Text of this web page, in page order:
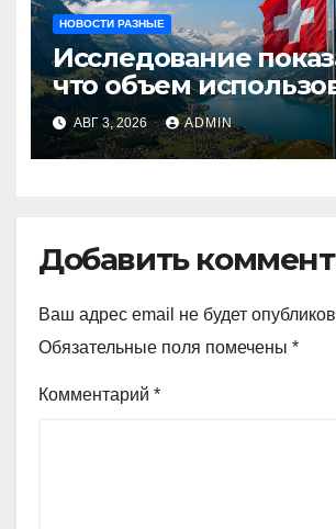
НОВОСТИ РАЗНЫЕ
Исследование
что объем
криптовалют в
в два раза
аналогичный
АВГ 3, 2026 ADMIN
Добавить
Ваш адрес email не будет
Обязательные поля помечены *
Комментарий *